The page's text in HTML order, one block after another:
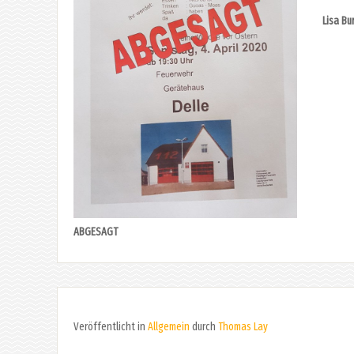
ABGESAGT
Lisa
Veröffentlicht in Allgemein durch Thomas Lay